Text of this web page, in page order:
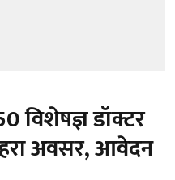
विशेषज्ञ डॉक्टर
अवसर, आवेदन